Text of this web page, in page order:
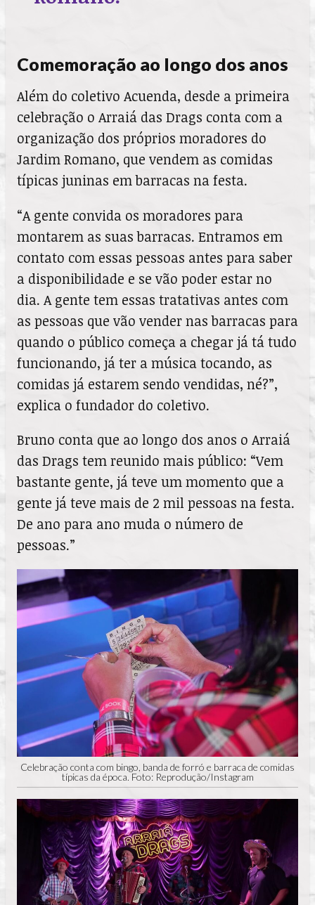
Comemoração ao longo dos anos
Além do coletivo Acuenda, desde a primeira
celebração o Arraiá das Drags conta com a
organização dos próprios moradores do
Jardim Romano, que vendem as comidas
típicas juninas em barracas na festa.
“A gente convida os moradores para
montarem as suas barracas. Entramos em
contato com essas pessoas antes para saber
a disponibilidade e se vão poder estar no
dia. A gente tem essas tratativas antes com
as pessoas que vão vender nas barracas para
quando o público começa a chegar já tá tudo
funcionando, já ter a música tocando, as
comidas já estarem sendo vendidas, né?”,
explica o fundador do coletivo.
Bruno conta que ao longo dos anos o Arraiá
das Drags tem reunido mais público: “Vem
bastante gente, já teve um momento que a
gente já teve mais de 2 mil pessoas na festa.
De ano para ano muda o número de
pessoas.”
Celebração conta com bingo, banda de forró e barraca de comidas
típicas da época. Foto: Reprodução/Instagram